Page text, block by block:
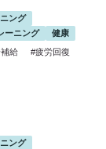
ング
ーニング
健康
給
#疲労回復
ング